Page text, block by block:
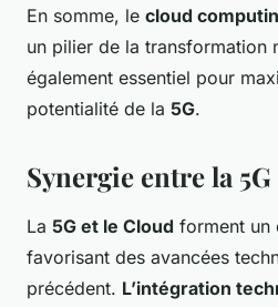
En somme, le cloud
un pilier de la transformation
également essentiel pour
potentialité de la 5G.
Synergie entre la
La 5G et le Cloud forment un
favorisant des avancées
précédent. L’intégration